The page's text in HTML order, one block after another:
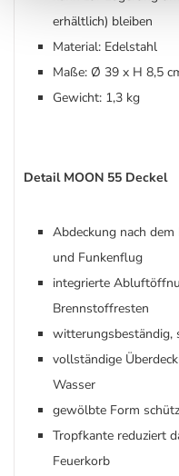
erhältlich) bleiben
Material: Edelstahl
Maße: Ø 39 x H 8,5
Gewicht: 1,3 kg
Detail MOON 55 Deckel
Abdeckung nach
und Funkenflug
integrierte
Brennstoffresten
witterungsbeständig,
vollständige
Wasser
gewölbte Form
Tropfkante reduziert
Feuerkorb